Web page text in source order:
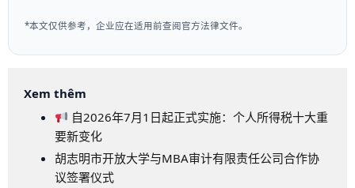
*本文仅供参考，企业应在适用前查阅官方法律文件。
Xem thêm
自2026年7月1日起正式实施：个人所得税十大重
要新变化
胡志明市开放大学与MBA审计有限责任公司合作协
议签署仪式